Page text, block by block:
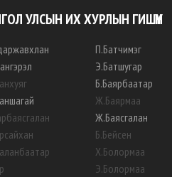
УЛСЫН ИХ ХУРЛЫН ГИШҮҮН
П.Батчимэг
Э.Батшугар
Б.Баярбаатар
Ж.Баярмаа
Ж.Баясгалан
Б.Бейсен
Х.Болормаа
Э.Болормаа